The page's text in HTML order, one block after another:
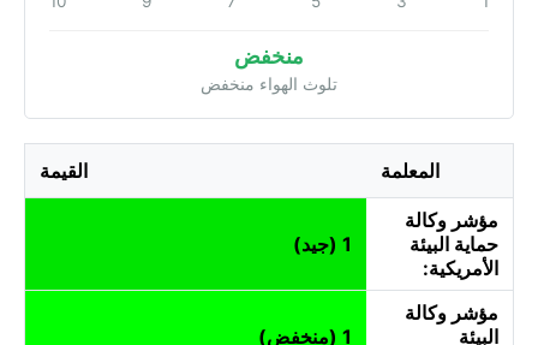
منخفض
تلوث الهواء منخفض
المعلمة القيمة
مؤشر وكالة
حماية البيئة
الأمريكية:
1 (جيد)
مؤشر وكالة
البيئة
1 (منخفض)